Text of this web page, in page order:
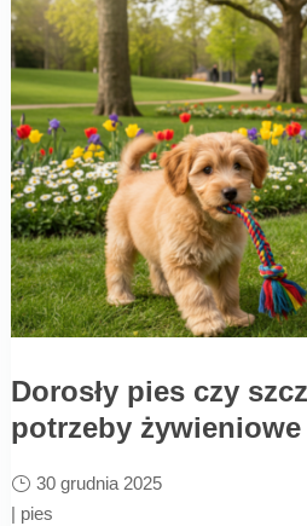
Dorosły pies czy
potrzeby żywieniowe
30 grudnia 2025
| pies